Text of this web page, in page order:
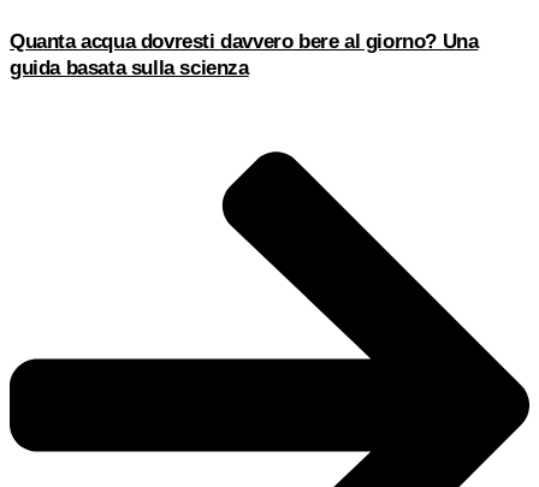
Quanta acqua dovresti davvero bere al giorno? Una
guida basata sulla scienza